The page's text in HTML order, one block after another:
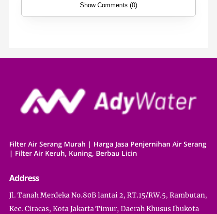
Show Comments (0)
Filter Air Serang Murah | Harga Jasa Penjernihan Air Serang
| Filter Air Keruh, Kuning, Berbau Licin
Address
Jl. Tanah Merdeka No.80B lantai 2, RT.15/RW.5, Rambutan,
Kec. Ciracas, Kota Jakarta Timur, Daerah Khusus Ibukota